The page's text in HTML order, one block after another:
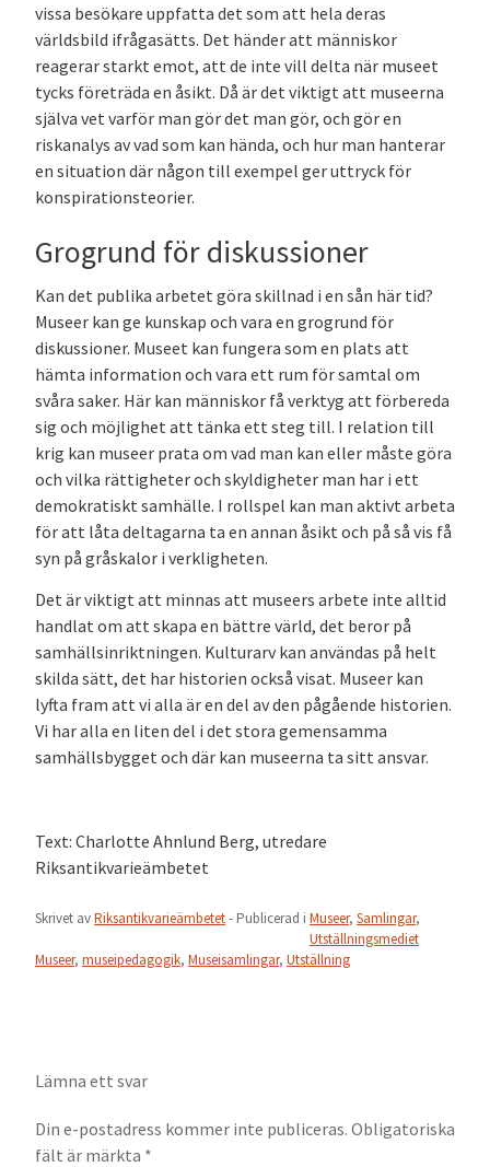
vissa besökare uppfatta det som att hela deras
världsbild ifrågasätts. Det händer att människor
reagerar starkt emot, att de inte vill delta när museet
tycks företräda en åsikt. Då är det viktigt att museerna
själva vet varför man gör det man gör, och gör en
riskanalys av vad som kan hända, och hur man hanterar
en situation där någon till exempel ger uttryck för
konspirationsteorier.
Grogrund för diskussioner
Kan det publika arbetet göra skillnad i en sån här tid?
Museer kan ge kunskap och vara en grogrund för
diskussioner. Museet kan fungera som en plats att
hämta information och vara ett rum för samtal om
svåra saker. Här kan människor få verktyg att förbereda
sig och möjlighet att tänka ett steg till. I relation till
krig kan museer prata om vad man kan eller måste göra
och vilka rättigheter och skyldigheter man har i ett
demokratiskt samhälle. I rollspel kan man aktivt arbeta
för att låta deltagarna ta en annan åsikt och på så vis få
syn på gråskalor i verkligheten.
Det är viktigt att minnas att museers arbete inte alltid
handlat om att skapa en bättre värld, det beror på
samhällsinriktningen. Kulturarv kan användas på helt
skilda sätt, det har historien också visat. Museer kan
lyfta fram att vi alla är en del av den pågående historien.
Vi har alla en liten del i det stora gemensamma
samhällsbygget och där kan museerna ta sitt ansvar.
Text: Charlotte Ahnlund Berg, utredare
Riksantikvarieämbetet
Skrivet avRiksantikvarieämbetet- Publicerad i Museer, Samlingar,
Utställningsmediet
Museer, museipedagogik, Museisamlingar, Utställning
Lämna ett svar
Din e-postadress kommer inte publiceras. Obligatoriska
fält är märkta *